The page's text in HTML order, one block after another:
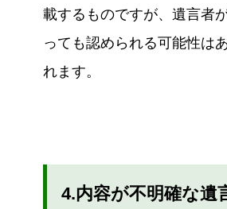
載するものですが、遺言者
っても認められる可能性は
れます。
4.内容が不明確な遺